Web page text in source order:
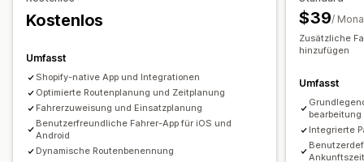
Datumsauswahl
SMS-Benachrichtigungen
E-Mail-Benachrichtigungen
ETAs
Nachverfolgung von Bestellungen
Zustellungsnachweis
Web-Push-Benachrichtigungen Tracking-Seiten
Routenoptimierung
Bestellupdates
Kostenlos
Umfasst
Shopify-native App und Integrationen
Optimierte Routenplanung und Zeitplanung
Fahrerzuweisung und Einsatzplanung
Benutzerfreundliche Fahrer-App für iOS und
Android
Dynamische Routenbenennung
$39/
Zusätzliche
hinzufügen
Umfasst
bearbeitung
Integrierte